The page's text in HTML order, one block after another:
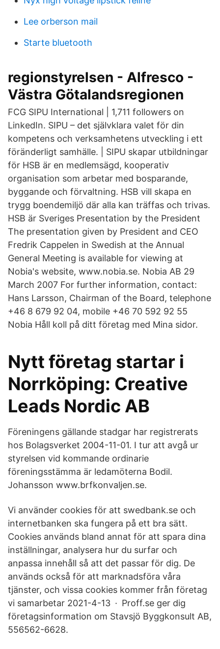
Lee orberson mail
Starte bluetooth
regionstyrelsen - Alfresco -
Västra Götalandsregionen
FCG SIPU International | 1,711 followers on
LinkedIn. SIPU – det självklara valet för din
kompetens och verksamhetens utveckling i ett
föränderligt samhälle. | SIPU skapar utbildningar
för HSB är en medlemsägd, kooperativ
organisation som arbetar med bosparande,
byggande och förvaltning. HSB vill skapa en
trygg boendemiljö där alla kan träffas och trivas.
HSB är Sveriges Presentation by the President
The presentation given by President and CEO
Fredrik Cappelen in Swedish at the Annual
General Meeting is available for viewing at
Nobia's website, www.nobia.se. Nobia AB 29
March 2007 For further information, contact:
Hans Larsson, Chairman of the Board, telephone
+46 8 679 92 04, mobile +46 70 592 92 55
Nobia Håll koll på ditt företag med Mina sidor.
Nytt företag startar i
Norrköping: Creative
Leads Nordic AB
Föreningens gällande stadgar har registrerats
hos Bolagsverket 2004-11-01. I tur att avgå ur
styrelsen vid kommande ordinarie
föreningsstämma är ledamöterna Bodil.
Johansson www.brfkonvaljen.se.
Vi använder cookies för att swedbank.se och
internetbanken ska fungera på ett bra sätt.
Cookies används bland annat för att spara dina
inställningar, analysera hur du surfar och
anpassa innehåll så att det passar för dig. De
används också för att marknadsföra våra
tjänster, och vissa cookies kommer från företag
vi samarbetar 2021-4-13 · Proff.se ger dig
företagsinformation om Stavsjö Byggkonsult AB,
556562-6628.